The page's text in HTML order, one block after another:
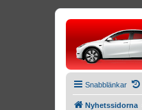
Snabblänkar
Nyhetssidorna